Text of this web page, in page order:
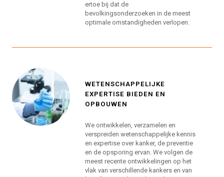
ertoe bij dat de
bevolkingsonderzoeken in de meest
optimale omstandigheden verlopen.
WETENSCHAPPELIJKE
EXPERTISE BIEDEN EN
OPBOUWEN
We ontwikkelen, verzamelen en
verspreiden wetenschappelijke kennis
en expertise over kanker, de preventie
en de opsporing ervan. We volgen de
meest recente ontwikkelingen op het
vlak van verschillende kankers en van